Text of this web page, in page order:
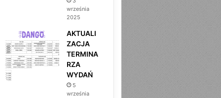
września
2025
AKTUALI
ZACJA
TERMINA
RZA
WYDAŃ
5
września